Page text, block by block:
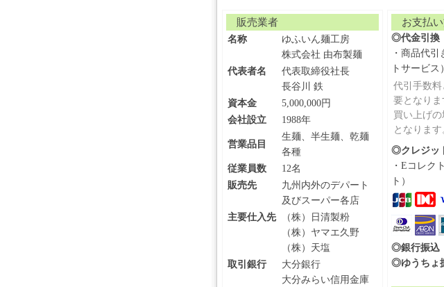
販売業者
名称
ゆふいん麺工房
株式会社 由布製麺
代表者名
代表取締役社長
長谷川 鉄
資本金
5,000,000円
会社設立
1988年
営業品目
生麺、半生麺、乾麺
各種
従業員数
12名
販売先
九州内外のデパート
及びスーパー各店
主要仕入先
（株）日清製粉
（株）ヤマエ久野
（株）天塩
取引銀行
大分銀行
大分みらい信用金庫
お支払
◎代金引換
・商品代
トサービス）
代引手数料
要となりま
買い上げの
となります
◎クレジッ
・Eコレク
ト）
◎銀行振込
◎ゆうちょ